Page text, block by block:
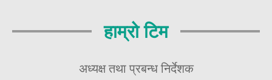
हाम्रो टिम
अध्यक्ष तथा प्रबन्ध निर्देशक